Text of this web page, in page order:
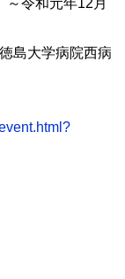
令和元年12月
大学病院西病